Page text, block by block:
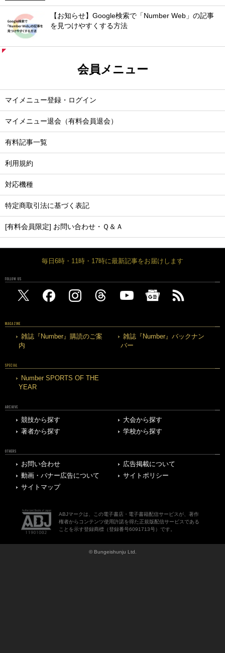
【お知らせ】Google検索で「Number Web」の記事
を見つけやすくする方法
会員メニュー
マイメニュー登録・ログイン
マイメニュー退会（有料会員退会）
有料記事一覧
利用規約
対応機種
特定商取引法に基づく表記
[有料会員限定] お問い合わせ・Ｑ＆Ａ
毎日6時・11時・17時に最新記事をお届けします
FOLLOW US
MAGAZINE
雑誌『Number』購読のご案
内
雑誌『Number』バックナン
バー
SPECIAL
Number SPORTS OF THE
YEAR
ARCHIVE
競技から探す
大会から探す
著者から探す
学校から探す
OTHERS
お問い合わせ
広告掲載について
動画・バナー広告について
サイトポリシー
サイトマップ
ABJマークは、この電子書店・電子書籍配信サービスが、著作
権者からコンテンツ使用許諾を得た正規版配信サービスである
ことを示す登録商標（登録番号6091713号）です。
© Bungeishunju Ltd.